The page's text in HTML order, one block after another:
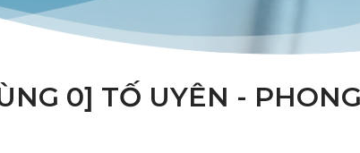
0] TỐ UYÊN -